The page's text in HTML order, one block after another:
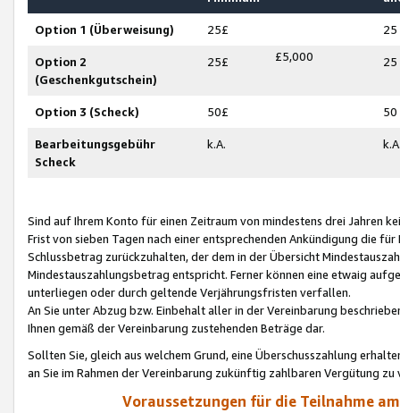
Option 1 (Überweisung) 25£ 25
Option 2
(Geschenkgutschein)
25£ £5,000 25
Option 3 (Scheck) 50£ 50
Bearbeitungsgebühr
Scheck
k.A.
Sind auf Ihrem Konto für einen Zeitraum von mindestens drei Jahren
Frist von sieben Tagen nach einer entsprechenden Ankündigung die
Schlussbetrag zurückzuhalten, der dem in der Übersicht
Mindestauszahlungsbetrag entspricht. Ferner können eine etwaig
unterliegen oder durch geltende Verjährungsfristen verfallen.
An Sie unter Abzug bzw. Einbehalt aller in der Vereinbarung
Ihnen gemäß der Vereinbarung zustehenden Beträge dar.
Sollten Sie, gleich aus welchem Grund, eine Überschusszahlung
an Sie im Rahmen der Vereinbarung zukünftig zahlbaren Vergütung zu
Voraussetzungen für die Teilnahme